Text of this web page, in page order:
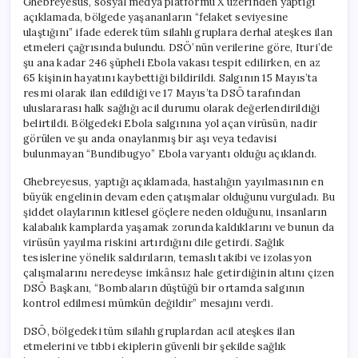
açıklamada, bölgede yaşananların “felaket seviyesine
ulaştığını” ifade ederek tüm silahlı gruplara derhal ateşkes ilan
etmeleri çağrısında bulundu. DSÖ’nün verilerine göre, Ituri’de
şu ana kadar 246 şüpheli Ebola vakası tespit edilirken, en az
65 kişinin hayatını kaybettiği bildirildi. Salgının 15 Mayıs’ta
resmi olarak ilan edildiği ve 17 Mayıs’ta DSÖ tarafından
uluslararası halk sağlığı acil durumu olarak değerlendirildiği
belirtildi. Bölgedeki Ebola salgınına yol açan virüsün, nadir
görülen ve şu anda onaylanmış bir aşı veya tedavisi
bulunmayan “Bundibugyo” Ebola varyantı olduğu açıklandı.
Ghebreyesus, yaptığı açıklamada, hastalığın yayılmasının en
büyük engelinin devam eden çatışmalar olduğunu vurguladı. Bu
şiddet olaylarının kitlesel göçlere neden olduğunu, insanların
kalabalık kamplarda yaşamak zorunda kaldıklarını ve bunun da
virüsün yayılma riskini artırdığını dile getirdi. Sağlık
tesislerine yönelik saldırıların, temaslı takibi ve izolasyon
çalışmalarını neredeyse imkânsız hale getirdiğinin altını çizen
DSÖ Başkanı, “Bombaların düştüğü bir ortamda salgının
kontrol edilmesi mümkün değildir” mesajını verdi.
DSÖ, bölgedeki tüm silahlı gruplardan acil ateşkes ilan
etmelerini ve tıbbi ekiplerin güvenli bir şekilde sağlık